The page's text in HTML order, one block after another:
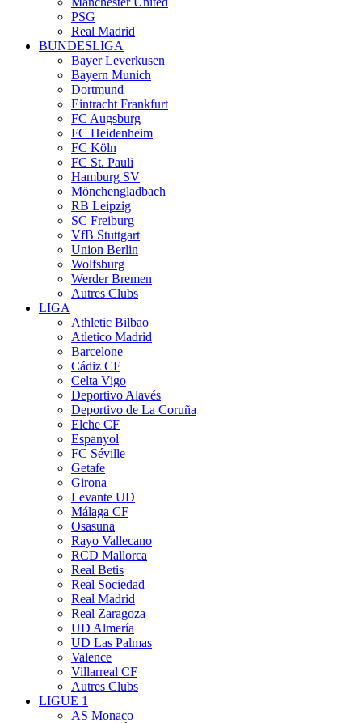
PSG
Real Madrid
BUNDESLIGA
Bayer Leverkusen
Bayern Munich
Dortmund
Eintracht Frankfurt
FC Augsburg
FC Heidenheim
FC Köln
FC St. Pauli
Hamburg SV
Mönchengladbach
RB Leipzig
SC Freiburg
VfB Stuttgart
Union Berlin
Wolfsburg
Werder Bremen
Autres Clubs
LIGA
Athletic Bilbao
Atletico Madrid
Barcelone
Cádiz CF
Celta Vigo
Deportivo Alavés
Deportivo de La Coruña
Elche CF
Espanyol
FC Séville
Getafe
Girona
Levante UD
Málaga CF
Osasuna
Rayo Vallecano
RCD Mallorca
Real Betis
Real Sociedad
Real Madrid
Real Zaragoza
UD Almería
UD Las Palmas
Valence
Villarreal CF
Autres Clubs
LIGUE 1
AS Monaco